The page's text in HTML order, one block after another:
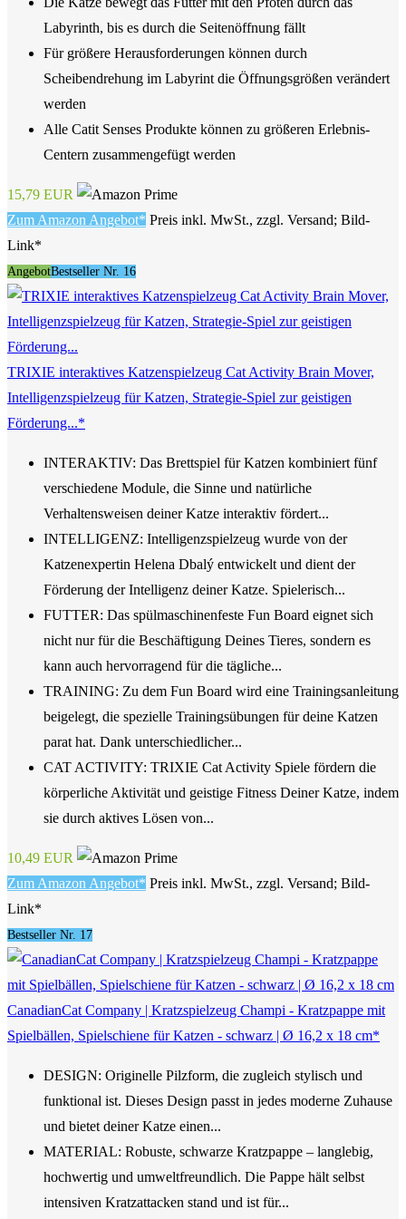
Labyrinth, bis es durch die Seitenöffnung fällt
Für größere Herausforderungen können durch
Scheibendrehung im Labyrint die Öffnungsgrößen verändert
werden
Alle Catit Senses Produkte können zu größeren Erlebnis-
Centern zusammengefügt werden
15,79 EUR
Zum Amazon Angebot* Preis inkl. MwSt., zzgl. Versand; Bild-
Link*
AngebotBestseller Nr. 16
TRIXIE interaktives Katzenspielzeug Cat Activity Brain Mover,
Intelligenzspielzeug für Katzen, Strategie-Spiel zur geistigen
Förderung...*
INTERAKTIV: Das Brettspiel für Katzen kombiniert fünf
verschiedene Module, die Sinne und natürliche
Verhaltensweisen deiner Katze interaktiv fördert...
INTELLIGENZ: Intelligenzspielzeug wurde von der
Katzenexpertin Helena Dbalý entwickelt und dient der
Förderung der Intelligenz deiner Katze. Spielerisch...
FUTTER: Das spülmaschinenfeste Fun Board eignet sich
nicht nur für die Beschäftigung Deines Tieres, sondern es
kann auch hervorragend für die tägliche...
TRAINING: Zu dem Fun Board wird eine Trainingsanleitung
beigelegt, die spezielle Trainingsübungen für deine Katzen
parat hat. Dank unterschiedlicher...
CAT ACTIVITY: TRIXIE Cat Activity Spiele fördern die
körperliche Aktivität und geistige Fitness Deiner Katze, indem
sie durch aktives Lösen von...
10,49 EUR
Zum Amazon Angebot* Preis inkl. MwSt., zzgl. Versand; Bild-
Link*
Bestseller Nr. 17
CanadianCat Company | Kratzspielzeug Champi - Kratzpappe mit
Spielbällen, Spielschiene für Katzen - schwarz | Ø 16,2 x 18 cm*
DESIGN: Originelle Pilzform, die zugleich stylisch und
funktional ist. Dieses Design passt in jedes moderne Zuhause
und bietet deiner Katze einen...
MATERIAL: Robuste, schwarze Kratzpappe – langlebig,
hochwertig und umweltfreundlich. Die Pappe hält selbst
intensiven Kratzattacken stand und ist für...